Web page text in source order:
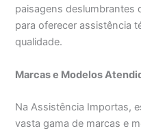
paisagens deslumbrantes
para oferecer assistência
qualidade.
Marcas e Modelos
Na Assistência Importas,
vasta gama de marcas e